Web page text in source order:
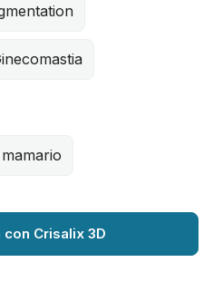
con Crisalix 3D